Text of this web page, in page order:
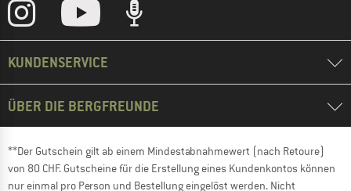
KUNDENSERVICE
ÜBER DIE BERGFREUNDE
**Der Gutschein gilt ab einem Mindestabnahmewert (nach Retoure)
von 80 CHF. Gutscheine für die Erstellung eines Kundenkontos können
nur einmal pro Person und Bestellung eingelöst werden. Nicht